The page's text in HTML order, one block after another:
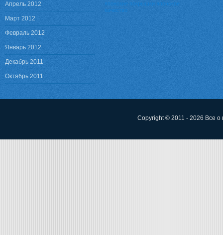
Апрель 2012
Март 2012
Февраль 2012
Январь 2012
Декабрь 2011
Октябрь 2011
японские покрышки японское
качество
Copyright © 2011 - 2026 Все о